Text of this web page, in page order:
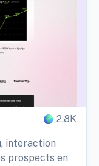
2,8K
interaction
prospects en